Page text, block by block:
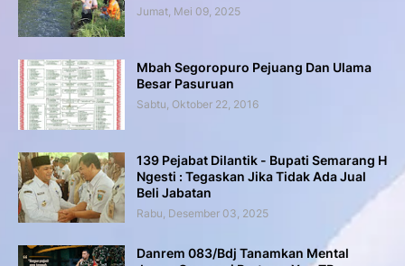
Jumat, Mei 09, 2025
Mbah Segoropuro Pejuang Dan Ulama
Besar Pasuruan
Sabtu, Oktober 22, 2016
139 Pejabat Dilantik - Bupati Semarang H
Ngesti : Tegaskan Jika Tidak Ada Jual
Beli Jabatan
Rabu, Desember 03, 2025
Danrem 083/Bdj Tanamkan Mental